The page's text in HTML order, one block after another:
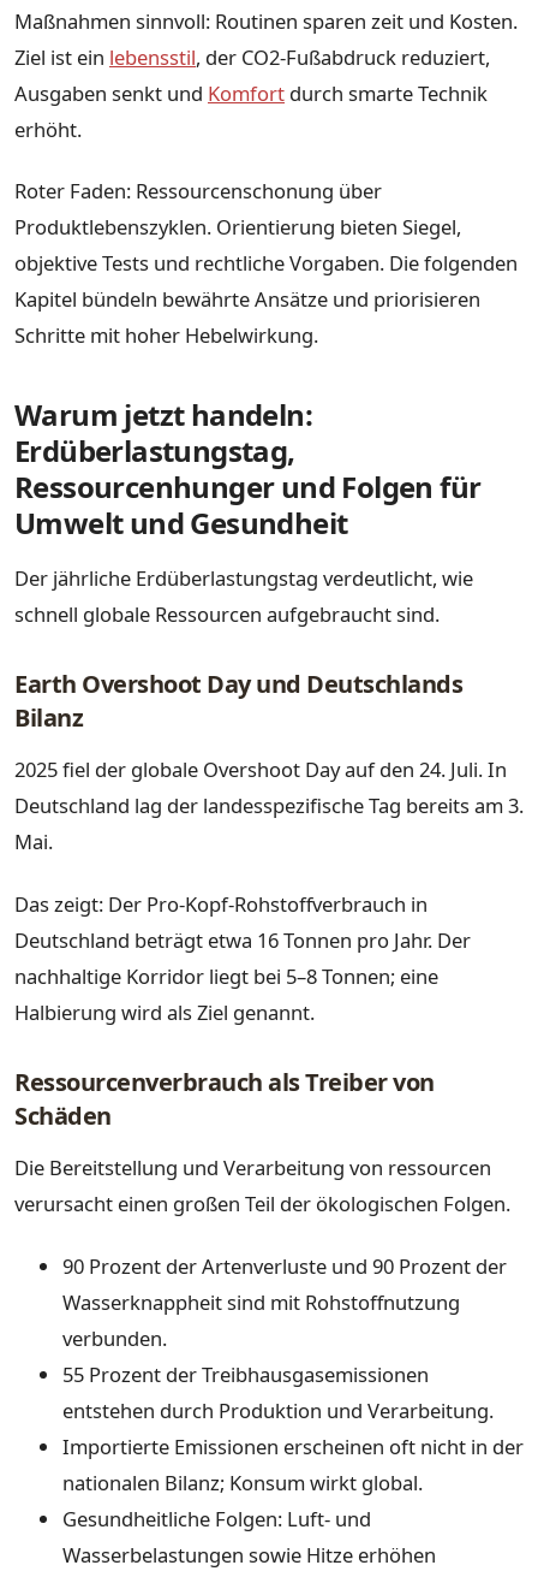
Maßnahmen sinnvoll: Routinen sparen zeit und Kosten.
Ziel ist ein lebensstil, der CO2-Fußabdruck reduziert,
Ausgaben senkt und Komfort durch smarte Technik
erhöht.
Roter Faden: Ressourcenschonung über
Produktlebenszyklen. Orientierung bieten Siegel,
objektive Tests und rechtliche Vorgaben. Die folgenden
Kapitel bündeln bewährte Ansätze und priorisieren
Schritte mit hoher Hebelwirkung.
Warum jetzt handeln:
Erdüberlastungstag,
Ressourcenhunger und Folgen für
Umwelt und Gesundheit
Der jährliche Erdüberlastungstag verdeutlicht, wie
schnell globale Ressourcen aufgebraucht sind.
Earth Overshoot Day und Deutschlands
Bilanz
2025 fiel der globale Overshoot Day auf den 24. Juli. In
Deutschland lag der landesspezifische Tag bereits am 3.
Mai.
Das zeigt: Der Pro-Kopf-Rohstoffverbrauch in
Deutschland beträgt etwa 16 Tonnen pro Jahr. Der
nachhaltige Korridor liegt bei 5–8 Tonnen; eine
Halbierung wird als Ziel genannt.
Ressourcenverbrauch als Treiber von
Schäden
Die Bereitstellung und Verarbeitung von ressourcen
verursacht einen großen Teil der ökologischen Folgen.
90 Prozent der Artenverluste und 90 Prozent der
Wasserknappheit sind mit Rohstoffnutzung
verbunden.
55 Prozent der Treibhausgasemissionen
entstehen durch Produktion und Verarbeitung.
Importierte Emissionen erscheinen oft nicht in der
nationalen Bilanz; Konsum wirkt global.
Gesundheitliche Folgen: Luft- und
Wasserbelastungen sowie Hitze erhöhen